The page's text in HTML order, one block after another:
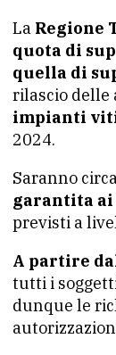
La Regione
quota di
quella di
rilascio delle
impianti
2024.
Saranno
garantita
previsti a
A partire
tutti i
dunque le